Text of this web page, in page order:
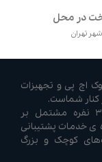
در محل
شهر تهران
اچ پی و تجهیزات
شماست.
شرکت سرور سوییچ با سامان‌دهی کادری ۳۰ نفره مشتمل بر
خدمات پشتیبانی
کوچک و بزرگ